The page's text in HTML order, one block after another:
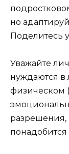
но
Поделитесь
Уважайте
нуждаются в
физическом
разрешения,